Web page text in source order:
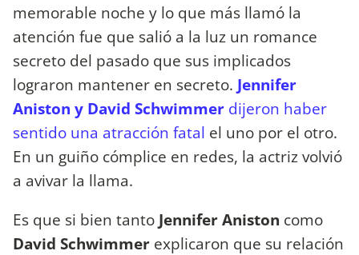
memorable noche y lo que más llamó la
atención fue que salió a la luz un romance
secreto del pasado que sus implicados
lograron mantener en secreto. Jennifer
Aniston y David Schwimmer dijeron haber
sentido una atracción fatal el uno por el otro.
En un guiño cómplice en redes, la actriz volvió
a avivar la llama.
Es que si bien tanto Jennifer Aniston como
David Schwimmer explicaron que su relación